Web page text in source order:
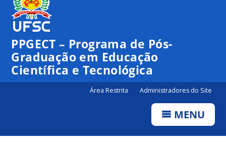
PPGECT – Programa de Pós-
Graduação em Educação
Científica e Tecnológica
Área Restrita Administradores do Site
MENU